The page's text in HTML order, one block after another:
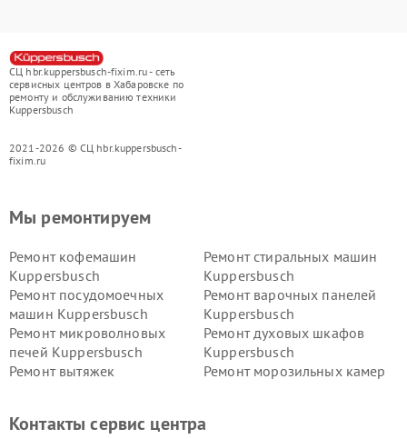
СЦ hbr.kuppersbusch-fixim.ru - сеть
сервисных центров в Хабаровске по
ремонту и обслуживанию техники
Kuppersbusch
2021-2026 © СЦ hbr.kuppersbusch-
fixim.ru
Мы ремонтируем
Ремонт кофемашин
Kuppersbusch
Ремонт стиральных машин
Kuppersbusch
Ремонт посудомоечных
машин Kuppersbusch
Ремонт варочных панелей
Kuppersbusch
Ремонт микроволновых
печей Kuppersbusch
Ремонт духовых шкафов
Kuppersbusch
Ремонт вытяжек
Ремонт морозильных камер
Kuppersbusch
вакуумных упаковщиков
Контакты сервис центра